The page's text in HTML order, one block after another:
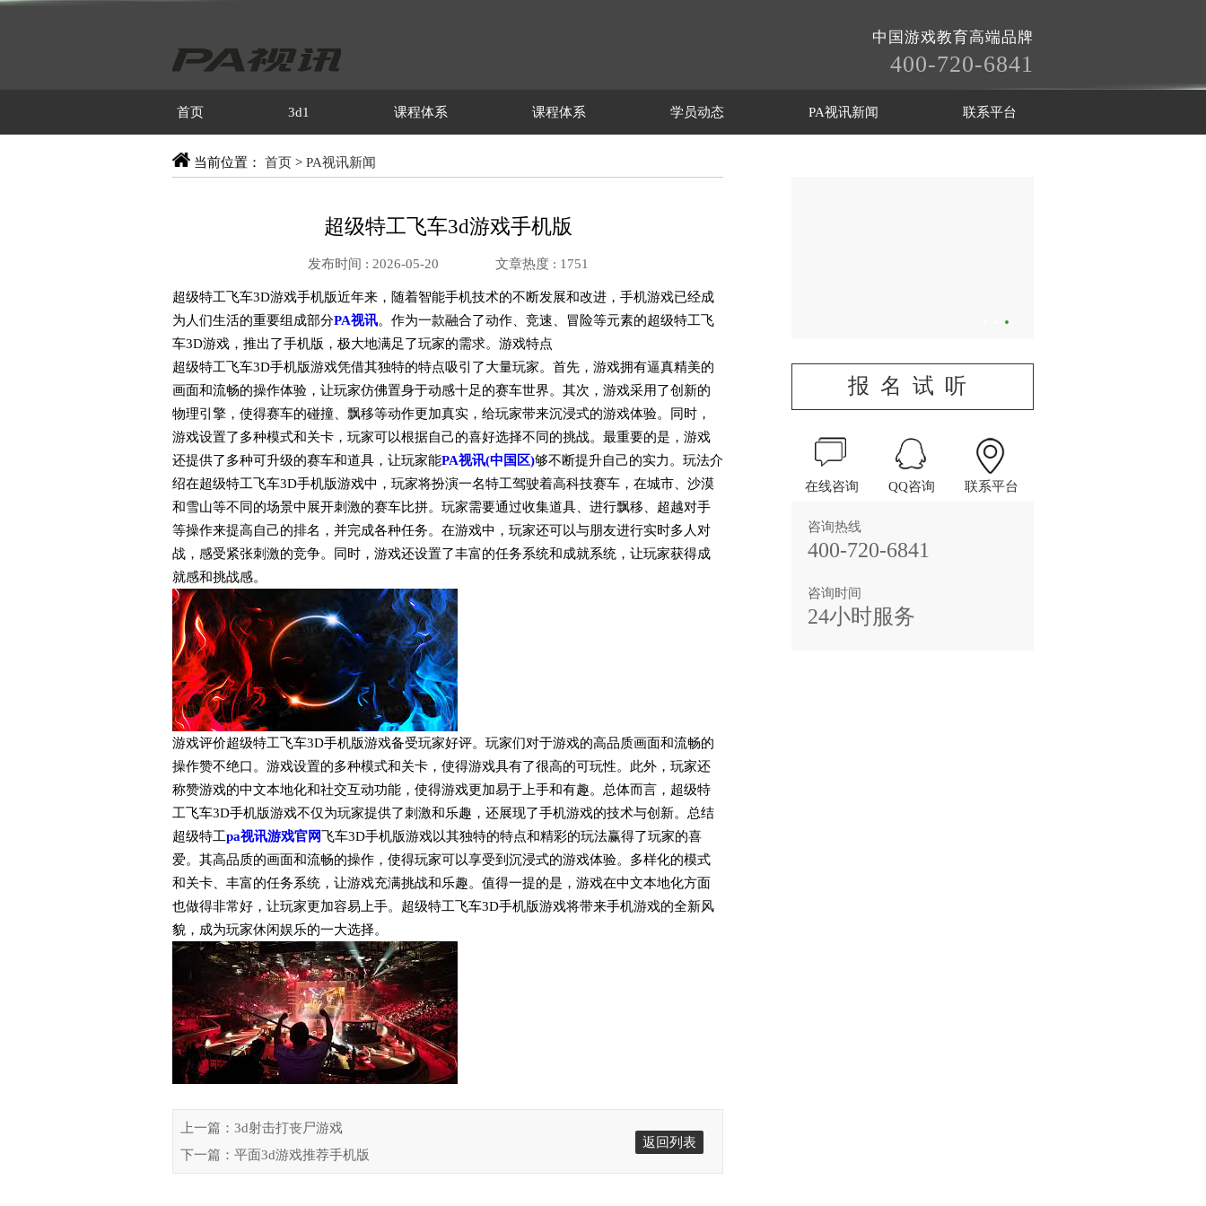
中国游戏教育高端品牌
400-720-6841
首页 3d1 课程体系 课程体系 学员动态 PA视讯新闻 联系平台
当前位置： 首页 > PA视讯新闻
超级特工飞车3d游戏手机版
发布时间 : 2026-05-20 文章热度 : 1751
超级特工飞车3D游戏手机版近年来，随着智能手机技术的不断发展和改进，手机游戏已经成
为人们生活的重要组成部分PA视讯。作为一款融合了动作、竞速、冒险等元素的超级特工飞
车3D游戏，推出了手机版，极大地满足了玩家的需求。游戏特点
超级特工飞车3D手机版游戏凭借其独特的特点吸引了大量玩家。首先，游戏拥有逼真精美的
画面和流畅的操作体验，让玩家仿佛置身于动感十足的赛车世界。其次，游戏采用了创新的
物理引擎，使得赛车的碰撞、飘移等动作更加真实，给玩家带来沉浸式的游戏体验。同时，
游戏设置了多种模式和关卡，玩家可以根据自己的喜好选择不同的挑战。最重要的是，游戏
还提供了多种可升级的赛车和道具，让玩家能PA视讯(中国区)够不断提升自己的实力。玩法介
绍在超级特工飞车3D手机版游戏中，玩家将扮演一名特工驾驶着高科技赛车，在城市、沙漠
和雪山等不同的场景中展开刺激的赛车比拼。玩家需要通过收集道具、进行飘移、超越对手
等操作来提高自己的排名，并完成各种任务。在游戏中，玩家还可以与朋友进行实时多人对
战，感受紧张刺激的竞争。同时，游戏还设置了丰富的任务系统和成就系统，让玩家获得成
就感和挑战感。
游戏评价超级特工飞车3D手机版游戏备受玩家好评。玩家们对于游戏的高品质画面和流畅的
操作赞不绝口。游戏设置的多种模式和关卡，使得游戏具有了很高的可玩性。此外，玩家还
称赞游戏的中文本地化和社交互动功能，使得游戏更加易于上手和有趣。总体而言，超级特
工飞车3D手机版游戏不仅为玩家提供了刺激和乐趣，还展现了手机游戏的技术与创新。总结
超级特工pa视讯游戏官网飞车3D手机版游戏以其独特的特点和精彩的玩法赢得了玩家的喜
爱。其高品质的画面和流畅的操作，使得玩家可以享受到沉浸式的游戏体验。多样化的模式
和关卡、丰富的任务系统，让游戏充满挑战和乐趣。值得一提的是，游戏在中文本地化方面
也做得非常好，让玩家更加容易上手。超级特工飞车3D手机版游戏将带来手机游戏的全新风
貌，成为玩家休闲娱乐的一大选择。
上一篇：3d射击打丧尸游戏
下一篇：平面3d游戏推荐手机版
返回列表
报名试听
在线咨询 QQ咨询 联系平台
咨询热线
400-720-6841
咨询时间
24小时服务